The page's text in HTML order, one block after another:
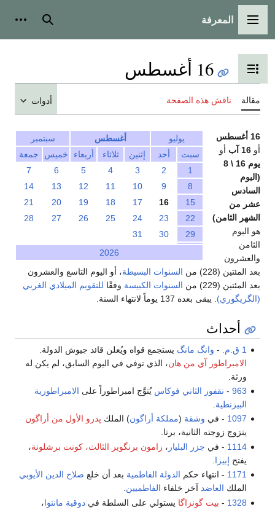
القائمة الرئيسية
المعرفة بحث
تبديل عرض جدول المحتويات
16 أغسطس
مقالة ناقش هذه الصفحة أدوات
يوليو أغسطس
سبتمبر
سبت
أحد إثنين ثلاثاء أربعاء خميس
جمعة
1
2
3
4
5
6
7
8
9
10
11
12
13
14
15
16
17
18
19
20
21
22
23
24
25
26
27
28
29
30
31
2026
16 أغسطس
أو 16 آب
أو
يوم 16 \ 8
(اليوم
السادس
عشر من
الشهر الثامن)
هو اليوم
الثامن
والعشرون
بعد المئتين (228) من
السنوات البسيطة، أو اليوم التاسع والعشرون
بعد المئتين (229) من
السنوات الكبيسة وفقًا للتقويم الميلادي الغربي
(الگريگوري) . يبقى بعده 137 يوماً لانتهاء السنة.
أحداث
1 ق.م. - وانگ مانگ يستجمع قواه ويُعلن قائد جيوش الدولة.
الامبراطور آي من هان، الذي توفي في اليوم السابق، لم يكن له
ورثة.
963
- نقفور الثاني فوكاس يُتوَّج امبراطوراً على الامبراطورية
البيزنطية
1097 - في وشقة (مملكة أراگون) الملك پدرو الأول من أراگون
يتزوج زوجته الثانية، برتا.
1114 - في جزر البليار ، رامون برنگوير الثالث، كونت برشلونة، ​​
يفتح إبيزا
1171 - انتهاء حكم الدولة الفاطمية بعد أن خلع صلاح الدين الأيوبي
الملك العاضد آخر خلفاء الفاطميين
1328
- بيت گونزاگا يستولي على السلطة فيدوقية مانتوا،